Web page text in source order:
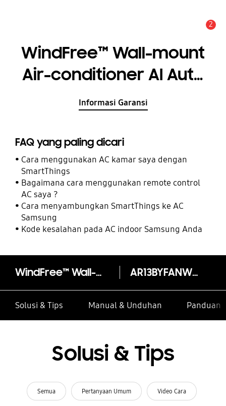
2
WindFree™ Wall-mount
Air-conditioner AI Auto
Cooling 1.5 PK
Informasi Garansi
FAQ yang paling dicari
Cara menggunakan AC kamar saya dengan
SmartThings
Bagaimana cara menggunakan remote control
AC saya ?
Cara menyambungkan SmartThings ke AC
Samsung
Kode kesalahan pada AC indoor Samsung Anda
WindFree™ Wall-mount Air-conditioner AI Auto Cooling 1.5 PK AR13BYFANWKNSE
Solusi & Tips Manual & Unduhan Panduan
Solusi & Tips
Semua Pertanyaan Umum Video Cara